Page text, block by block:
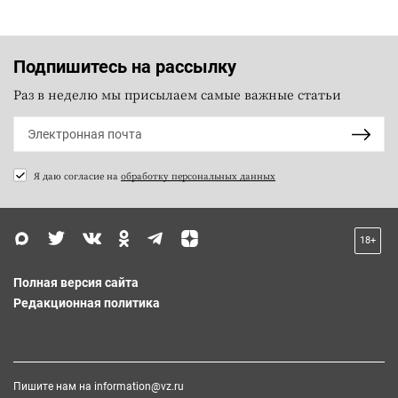
Подпишитесь на рассылку
Раз в неделю мы присылаем самые важные статьи
Я даю согласие на обработку персональных данных
18+
Полная версия сайта
Редакционная политика
Пишите нам на information@vz.ru